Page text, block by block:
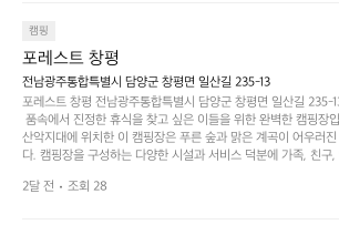
함께 좋은 시간을 보낼 수 있다는 것입니다. 또한, 하이글루 인
자전거 도로가 있어 아웃도어 활동을 좋아하는 이들에게 더욱
담양의 아름다운 자연과 함께, 건강한 레저 활동을 즐기며 행복
습니다. 하이글루에서 특별한 순간을 만끽해보세요. 따뜻한 햇살
담양의 죽녹원과 함께 어우러진 저녁, 그리고 고요한 밤하늘 아
이야기들은 여러분의 캠핑 여행을 더욱 특별하게 만들어 줄
★
캠핑
포레스트 창평
전남광주통합특별시 담양군 창평면 일산길 235-13
포레스트 창평 전남광주통합특별시 담양군 창평면 일산길 235-
품속에서 진정한 휴식을 찾고 싶은 이들을 위한 완벽한 캠핑장
산악지대에 위치한 이 캠핑장은 푸른 숲과 맑은 계곡이 어우러
다. 캠핑장을 구성하는 다양한 시설과 서비스 덕분에 가족, 친구
만들어갈 수 있는 최적의 공간이 됩니다.  포레스트 창평은 주
산물을 제공하는 캠핑장으로, 현지에서만 느낄 수 있는 자연의
2달 전 조회 28